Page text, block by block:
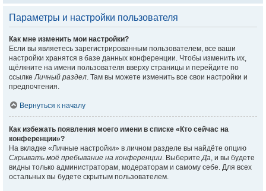
Параметры и настройки пользователя
Как мне изменить мои настройки?
Если вы являетесь зарегистрированным пользователем, все ваши
настройки хранятся в базе данных конференции. Чтобы изменить их,
щёлкните на имени пользователя вверху страницы и перейдите по
ссылкеЛичный раздел. Там вы можете изменить все свои настройки и
предпочтения.
Вернуться к началу
Как избежать появления моего имени в списке «Кто сейчас на
конференции»?
На вкладке «Личные настройки» в личном разделе вы найдёте опцию
Скрывать моё пребывание на конференции. ВыберитеДа, и вы будете
видны только администраторам, модераторам и самому себе. Для всех
остальных вы будете скрытым пользователем.